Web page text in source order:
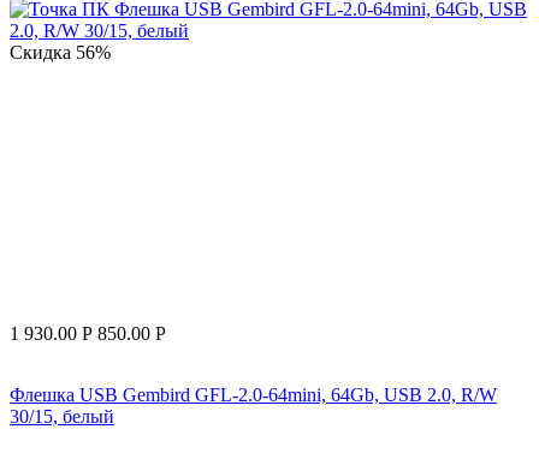
Скидка 56%
1 930.00 Р 850.00 Р
Флешка USB Gembird GFL-2.0-64mini, 64Gb, USB 2.0, R/W
30/15, белый